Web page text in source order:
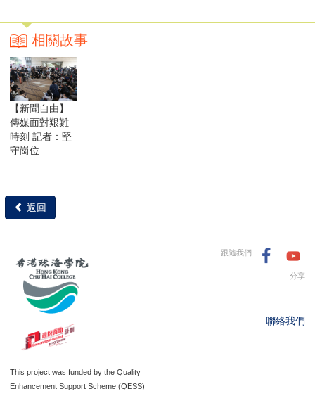
相關故事
【新聞自由】
傳媒面對艱難
時刻 記者：堅
守崗位
返回
This project was funded by the Quality
Enhancement Support Scheme (QESS)
跟隨我們
分享
聯絡我們